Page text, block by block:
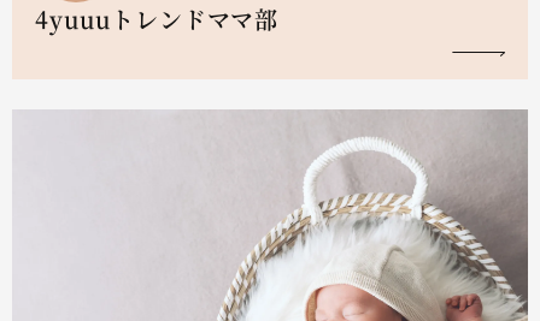
4yuuuトレンドママ部